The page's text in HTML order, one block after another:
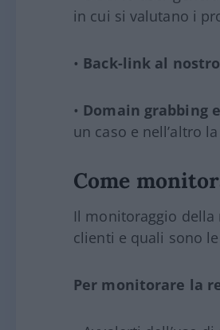
in cui si valutano i
• Back-link al
• Domain grabbing
un caso e nell’altro
Come
Il monitoraggio della
clienti e quali sono
Per monitorare la